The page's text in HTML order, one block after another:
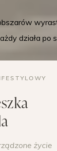
działa po
życie